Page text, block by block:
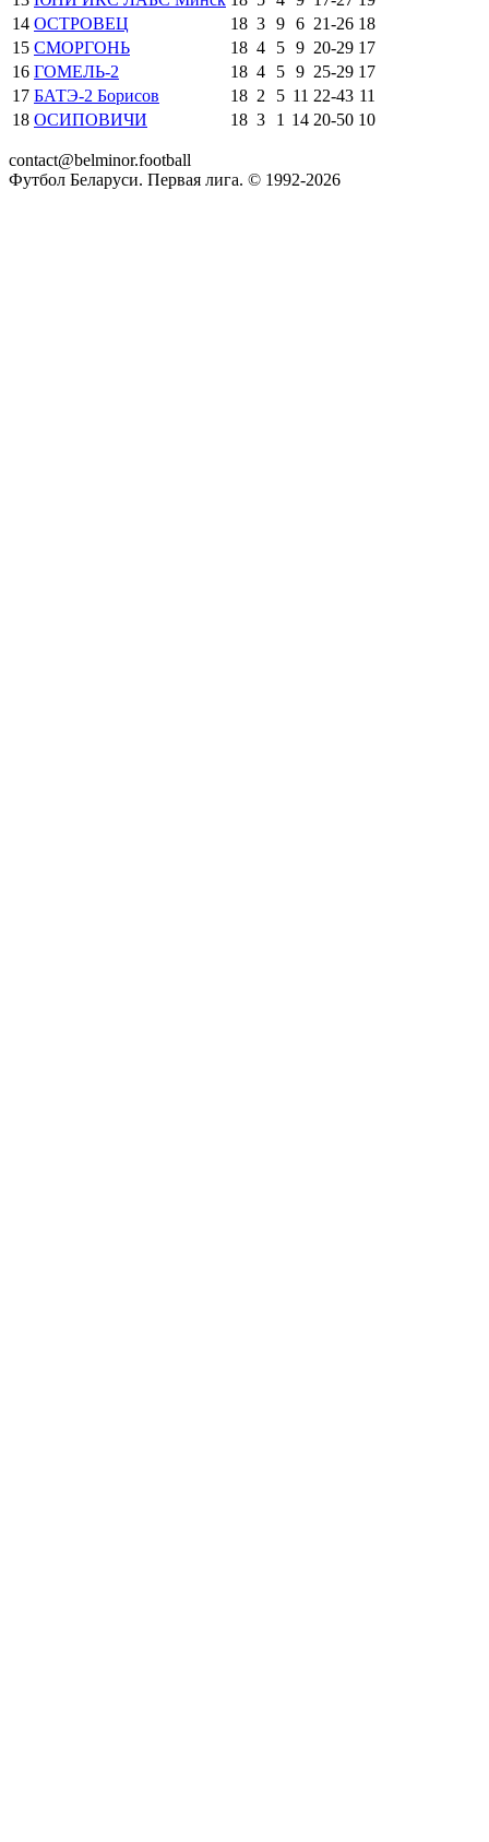
14 ОСТРОВЕЦ 18 3 9 6 21-26 18
15 СМОРГОНЬ 18 4 5 9 20-29 17
16 ГОМЕЛЬ-2 18 4 5 9 25-29 17
17 БАТЭ-2 Борисов 18 2 5 11 22-43 11
18 ОСИПОВИЧИ 18 3 1 14 20-50 10
contact@belminor.football
Футбол Беларуси. Первая лига. © 1992-2026